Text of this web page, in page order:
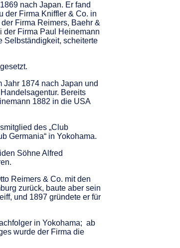
nach Japan. Er fand
der Firma Kniffler & Co. in
Firma Reimers, Baehr &
der Firma Paul Heinemann
Selbständigkeit, scheiterte
Jahr 1874 nach Japan und
Bereits
1882 in die USA
des „Club
Germania“ in Yokohama.
Söhne Alfred
Reimers & Co. mit den
zurück, baute aber sein
und 1897 gründete er für
in Yokohama; ab
wurde der Firma die